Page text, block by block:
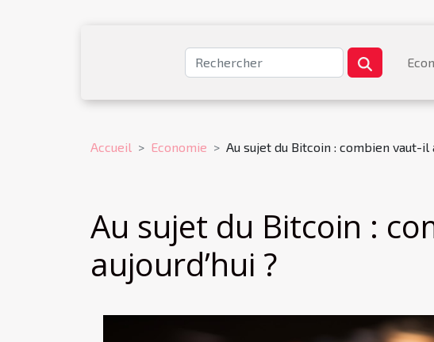
Accueil Economie Au sujet du Bitcoin : combien vaut-il
Au sujet du Bitcoin :
aujourd’hui ?